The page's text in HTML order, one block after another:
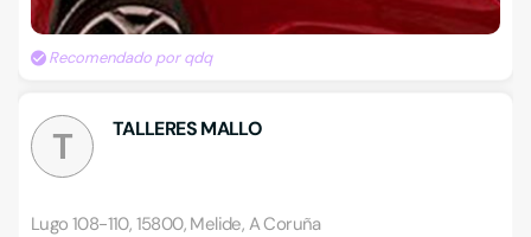
Recomendado por qdq
T TALLERES MALLO
Lugo 108-110, 15800, Melide, A Coruña